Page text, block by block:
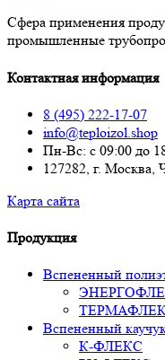
Сфера применения
промышленные
Контактная информация
8 (495) 222-17-07
info@teploizol.shop
Пн-Вс: с 09:00 до
127282, г. Москва,
Карта сайта
Продукция
Вспененный
Вспененный
К-ФЛЕКС